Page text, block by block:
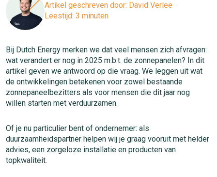
Artikel geschreven door: David Verlee
Leestijd: 3 minuten
Bij Dutch Energy merken we dat veel mensen zich afvragen:
wat verandert er nog in 2025 m.b.t. de zonnepanelen? In dit
artikel geven we antwoord op die vraag. We leggen uit wat
de ontwikkelingen betekenen voor zowel bestaande
zonnepaneelbezitters als voor mensen die dit jaar nog
willen starten met verduurzamen.
Of je nu particulier bent of ondernemer: als
duurzaamheidspartner helpen wij je graag vooruit met helder
advies, een zorgeloze installatie en producten van
topkwaliteit.